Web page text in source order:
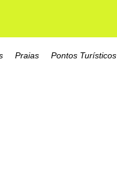
Praias Pontos Turísticos